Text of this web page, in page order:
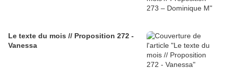
Le texte du mois // Proposition 272 -
Vanessa